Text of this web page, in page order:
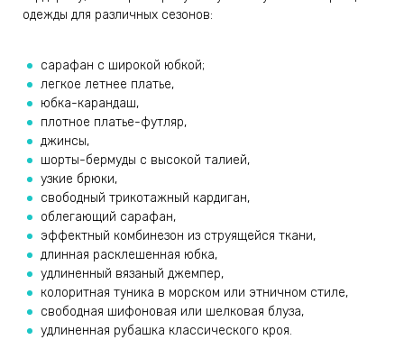
одежды для различных сезонов:
сарафан с широкой юбкой;
легкое летнее платье,
юбка-карандаш,
плотное платье-футляр,
джинсы,
шорты-бермуды с высокой талией,
узкие брюки,
свободный трикотажный кардиган,
облегающий сарафан,
эффектный комбинезон из струящейся ткани,
длинная расклешенная юбка,
удлиненный вязаный джемпер,
колоритная туника в морском или этничном стиле,
свободная шифоновая или шелковая блуза,
удлиненная рубашка классического кроя.